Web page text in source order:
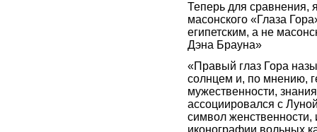
Теперь для сравнения,
масонского «Глаза
египетским, а не
Дэна Брауна»
«Правый глаз Гора
солнцем и, по мнению,
мужественности,
ассоциировался с
символ женственности,
иконографии вольных